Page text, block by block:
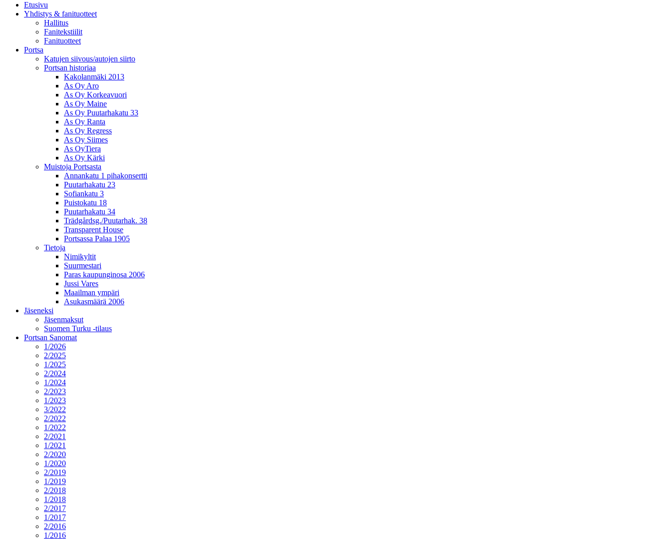
Etusivu
Yhdistys & fanituotteet
Hallitus
Fanitekstiilit
Fanituotteet
Portsa
Katujen siivous/autojen siirto
Portsan historiaa
Kakolanmäki 2013
As Oy Aro
As Oy Korkeavuori
As Oy Maine
As Oy Puutarhakatu 33
As Oy Ranta
As Oy Regress
As Oy Siimes
As OyTiera
As Oy Kärki
Muistoja Portsasta
Annankatu 1 pihakonsertti
Puutarhakatu 23
Sofiankatu 3
Puistokatu 18
Puutarhakatu 34
Trädgårdsg./Puutarhak. 38
Transparent House
Portsassa Palaa 1905
Tietoja
Nimikyltit
Suurmestari
Paras kaupunginosa 2006
Jussi Vares
Maailman ympäri
Asukasmäärä 2006
Jäseneksi
Jäsenmaksut
Suomen Turku -tilaus
Portsan Sanomat
1/2026
2/2025
1/2025
2/2024
1/2024
2/2023
1/2023
3/2022
2/2022
1/2022
2/2021
1/2021
2/2020
1/2020
2/2019
1/2019
2/2018
1/2018
2/2017
1/2017
2/2016
1/2016